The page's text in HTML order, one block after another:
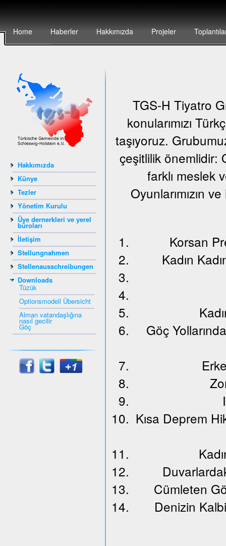
Home Haberler Hakkımızda Projeler
Hakkımızda
Künye
Tezler
Yönetim Kurulu
Üye dernerkleri ve yerel
büroları
İletişim
Stellungnahmen
Stellenausschreibungen
Downloads
Tüzük
Optionsmodell Übersicht
Alman vatandaşlığına
nasıl gecilir
Göç
TGS-H Tiyatro
konularımızı
taşıyoruz.
çeşitlilik önemlidir:
farklı meslek
Oyunlarımızın
Korsan
Kadın
Göç
Kısa Deprem
Cümleten
Denizin